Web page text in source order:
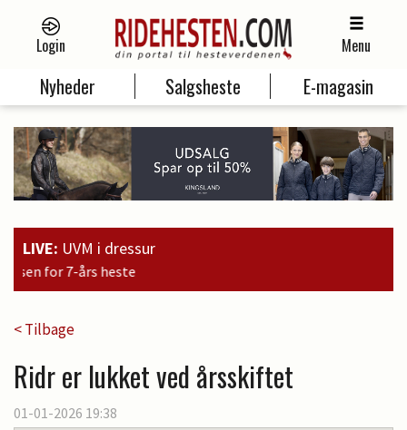
Login Menu
Nyheder Salgsheste E-magasin
LIVE: UVM i dressur
< Tilbage
Ridr er lukket ved årsskiftet
01-01-2026 19:38